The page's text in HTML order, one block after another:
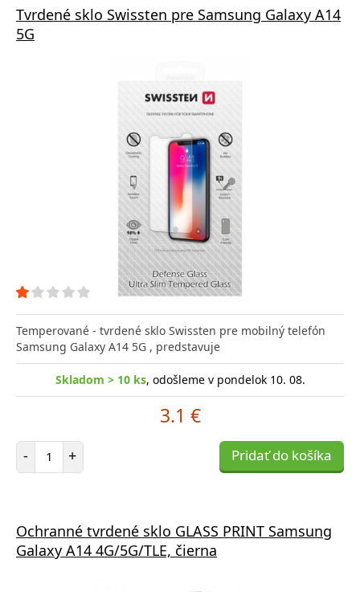
Tvrdené sklo Swissten pre Samsung Galaxy A14
5G
Temperované - tvrdené sklo Swissten pre mobilný telefón
Samsung Galaxy A14 5G , predstavuje
Skladom > 10 ks, odošleme v pondelok 10. 08.
3.1 €
- Počet položiek
+ Pridať do košíka
Ochranné tvrdené sklo GLASS PRINT Samsung
Galaxy A14 4G/5G/TLE, čierna